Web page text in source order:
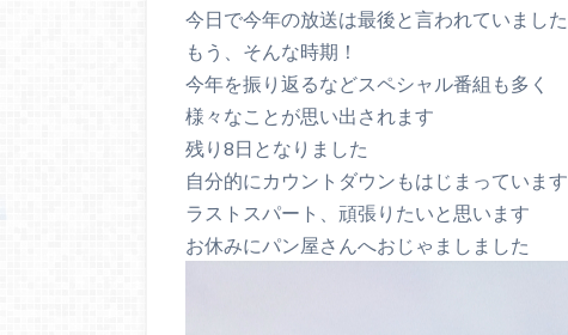
今日で今年の放送は最後と言われていました
もう、そんな時期！
今年を振り返るなどスペシャル番組も多く
様々なことが思い出されます
残り8日となりました
自分的にカウントダウンもはじまっています
ラストスパート、頑張りたいと思います
お休みにパン屋さんへおじゃましました